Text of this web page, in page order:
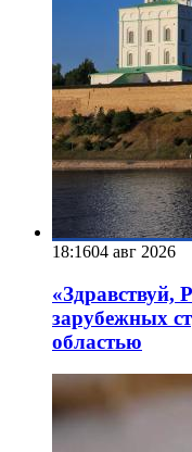
18:1604 авг 2026
«Здравствуй,
зарубежных
областью